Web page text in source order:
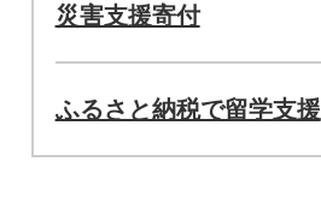
災害支援寄付
ふるさと納税で留学支援